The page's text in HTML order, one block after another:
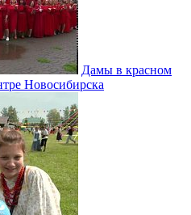
Дамы в красном
Новосибирска